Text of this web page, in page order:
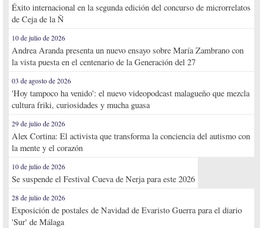
Éxito internacional en la segunda edición del concurso de microrrelatos
de Ceja de la Ñ
10 de julio de 2026
Andrea Aranda presenta un nuevo ensayo sobre María Zambrano con
la vista puesta en el centenario de la Generación del 27
03 de agosto de 2026
'Hoy tampoco ha venido': el nuevo videopodcast malagueño que mezcla
cultura friki, curiosidades y mucha guasa
29 de julio de 2026
Alex Cortina: El activista que transforma la conciencia del autismo con
la mente y el corazón
10 de julio de 2026
Se suspende el Festival Cueva de Nerja para este 2026
28 de julio de 2026
Exposición de postales de Navidad de Evaristo Guerra para el diario
'Sur' de Málaga